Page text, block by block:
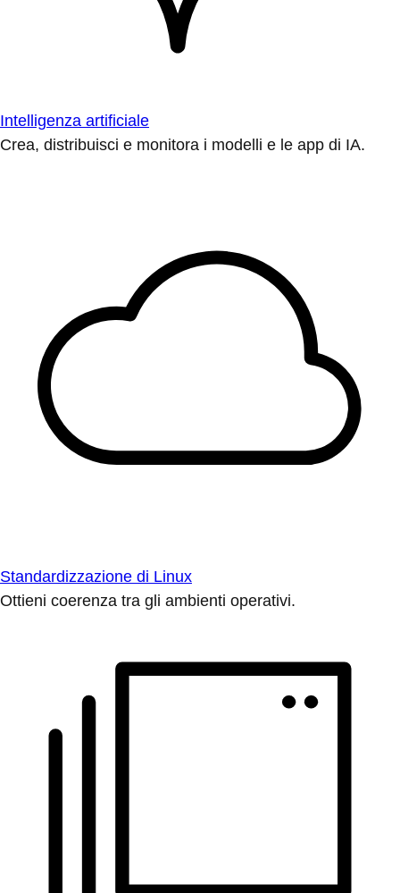
Intelligenza artificiale
Crea, distribuisci e monitora i modelli e le app di IA.
Standardizzazione di Linux
Ottieni coerenza tra gli ambienti operativi.